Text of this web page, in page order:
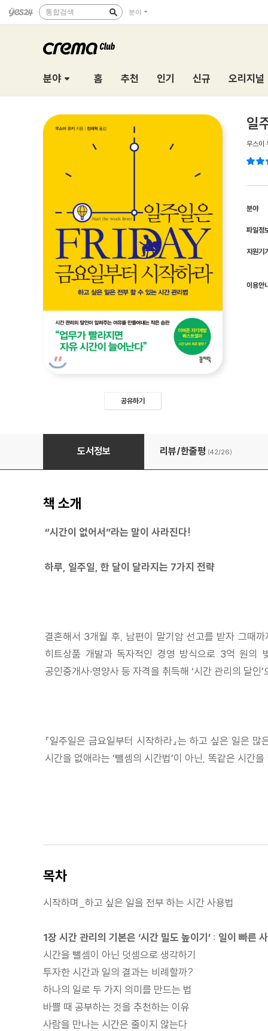
통합검색 분야
분야 홈 추천 인기 신규 오리지널
공유하기
일
우스이
분야
파일정
지원기
이용안
일주일은 금요일부터 시작하라
도서정보 리뷰/한줄평 (42/26)
책 소개
“시간이 없어서”라는 말이 사라진다!
하루, 일주일, 한 달이 달라지는 7가지 전략
결혼해서 3개월 후, 남편이 말기암 선고를 받자 그때
히트상품 개발과 독자적인 경영 방식으로 3억 원의
공인중개사·영양사 등 자격을 취득해 ‘시간 관리의 달
『일주일은 금요일부터 시작하라』는 하고 싶은 일은
시간을 없애라는 ‘뺄셈의 시간법’이 아닌, 똑같은 시간
목차
시작하며_하고 싶은 일을 전부 하는 시간 사용법
1장 시간 관리의 기본은 ‘시간 밀도 높이기’ : 일이 빠른
시간을 뺄셈이 아닌 덧셈으로 생각하기
투자한 시간과 일의 결과는 비례할까?
하나의 일로 두 가지 의미를 만드는 법
바쁠 때 공부하는 것을 추천하는 이유
사람을 만나는 시간은 줄이지 않는다